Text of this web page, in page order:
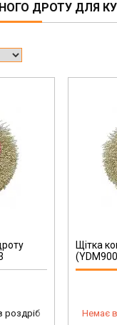
ДРОТУ ДЛЯ
роздріб
Щітка
Немає